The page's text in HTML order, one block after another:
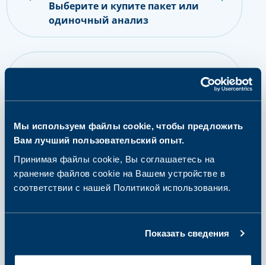
Мы используем файлы cookie, чтобы предложить
Вам лучший пользовательский опыт.
Принимая файлы cookie, Вы соглашаетесь на
хранение файлов cookie на Вашем устройстве в
соответствии с нашей Политикой использования.
Показать сведения
Выберите и купите пакет или
одиночный анализ
анализов
шаг 3
Сдайте пробу
Получение результатов и